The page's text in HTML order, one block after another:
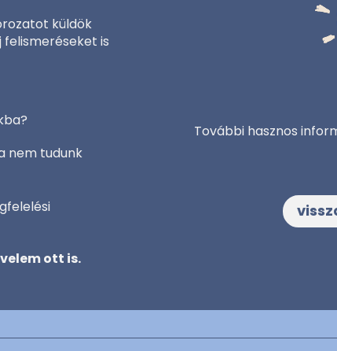
küldök
felismeréseket is
nem tudunk
ott is.
További hasznos